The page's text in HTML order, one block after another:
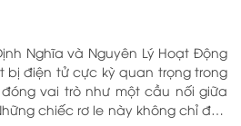
bị điện tử cực kỳ quan trọng trong
vai trò như một cầu nối giữa
chiếc rơ le này không chỉ đơn